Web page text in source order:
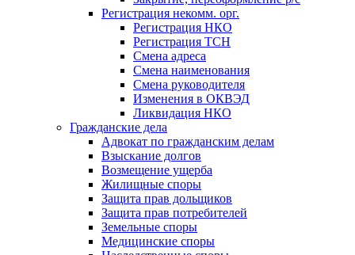
Регистрация некомм. орг.
Регистрация НКО
Регистрация ТСН
Смена адреса
Смена наименования
Смена руководителя
Изменения в ОКВЭД
Ликвидация НКО
Гражданские дела
Адвокат по гражданским делам
Взыскание долгов
Возмещение ущерба
Жилищные споры
Защита прав дольщиков
Защита прав потребителей
Земельные споры
Медицинские споры